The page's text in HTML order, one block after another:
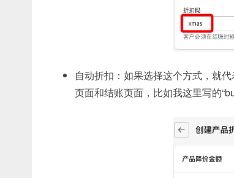
自动折扣：如果选择这个方式，就
页面和结账页面，比如我这里写的